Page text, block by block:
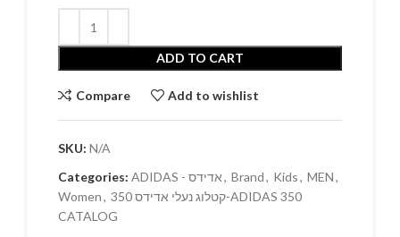
ADD TO CART
Compare Add to wishlist
SKU: N/A
Categories:
ADIDAS - אדידס, Brand, Kids, MEN,
Women, קטלוג נעלי אדידס 350-ADIDAS 350
CATALOG